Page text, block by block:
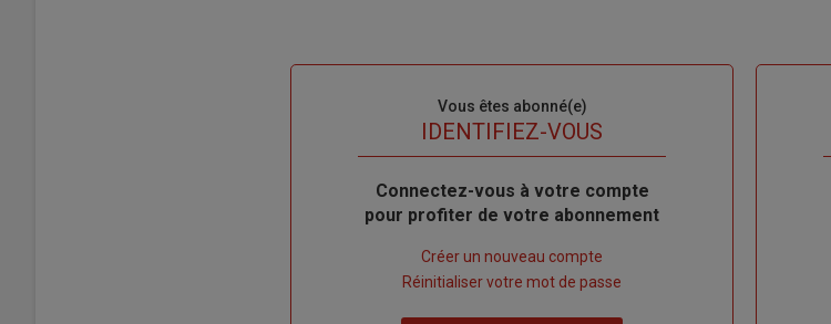
Vous êtes abonné(e)
IDENTIFIEZ-VOUS
Body
Connectez-vous à votre compte
pour profiter de votre abonnement
Créer un nouveau compte
Réinitialiser votre mot de passe